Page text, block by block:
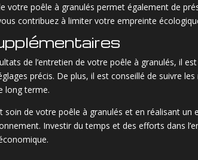
votre poêle à granulés permet également de
contribuez à limiter votre empreinte
de l’entretien de votre poêle à granulés, il
précis. De plus, il est conseillé de suivre
long terme.
soin de votre poêle à granulés et en réalisant
Investir du temps et des efforts dans